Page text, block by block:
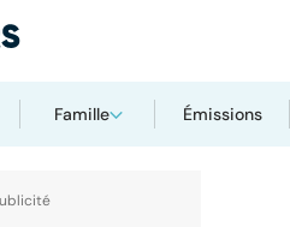
Famille Émissions